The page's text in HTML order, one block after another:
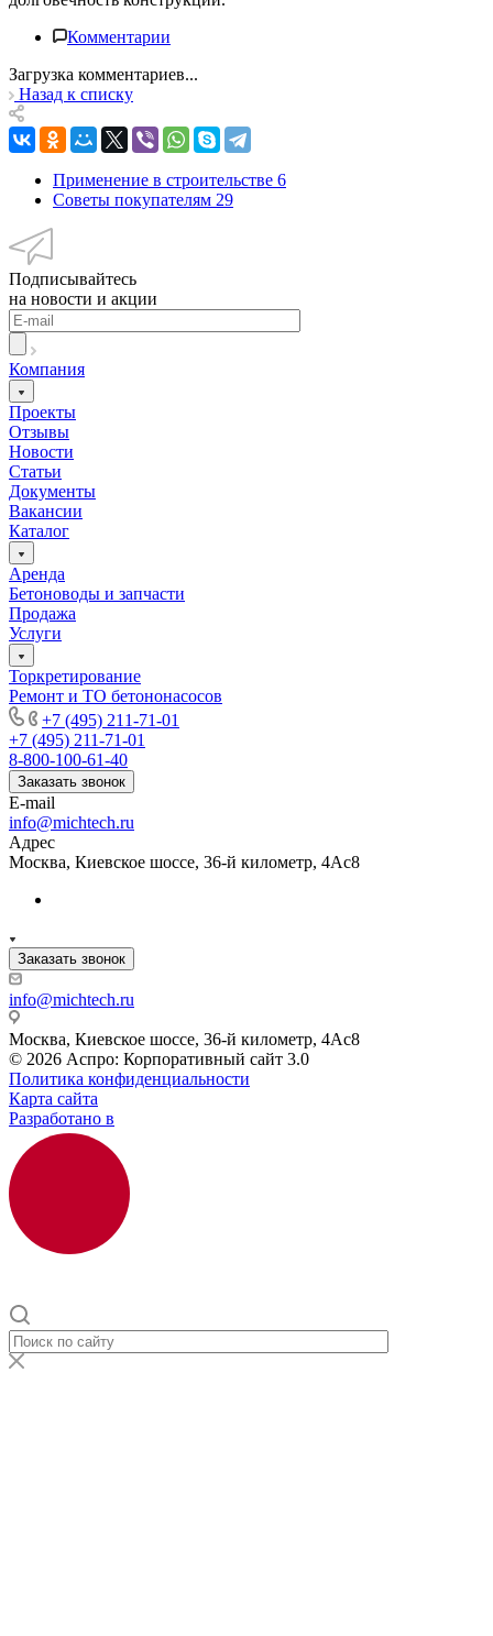
Комментарии
Загрузка комментариев...
Назад к списку
Применение в строительстве 6
Советы покупателям 29
Подписывайтесь
на новости и акции
Компания
Проекты
Отзывы
Новости
Статьи
Документы
Вакансии
Каталог
Аренда
Бетоноводы и запчасти
Продажа
Услуги
Торкретирование
Ремонт и ТО бетононасосов
+7 (495) 211-71-01
+7 (495) 211-71-01
8-800-100-61-40
Заказать звонок
E-mail
info@michtech.ru
Адрес
Москва, Киевское шоссе, 36-й километр, 4Ас8
Заказать звонок
info@michtech.ru
Москва, Киевское шоссе, 36-й километр, 4Ас8
© 2026 Аспро: Корпоративный сайт 3.0
Политика конфиденциальности
Карта сайта
Разработано в